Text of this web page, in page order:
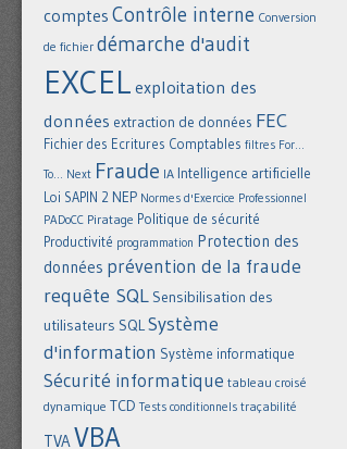
comptes Contrôle interne Conversion
de fichier démarche d'audit
EXCEL exploitation des
données extraction de données FEC
Fichier des Ecritures Comptables filtres For...
To... Next Fraude IA Intelligence artificielle
Loi SAPIN 2 NEP Normes d'Exercice Professionnel
PADoCC Piratage Politique de sécurité
Productivité programmation Protection des
données prévention de la fraude
requête SQL Sensibilisation des
utilisateurs SQLSystème
d'information Système informatique
Sécurité informatique tableau croisé
dynamique TCD Tests conditionnels traçabilité
TVAVBA